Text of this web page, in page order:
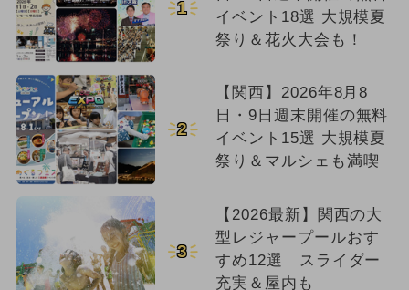
1
イベント18選 大規模夏
祭り＆花火大会も！
2
【関西】2026年8月8
日・9日週末開催の無料
イベント15選 大規模夏
祭り＆マルシェも満喫
3
【2026最新】関西の大
型レジャープールおす
すめ12選 スライダー
充実＆屋内も